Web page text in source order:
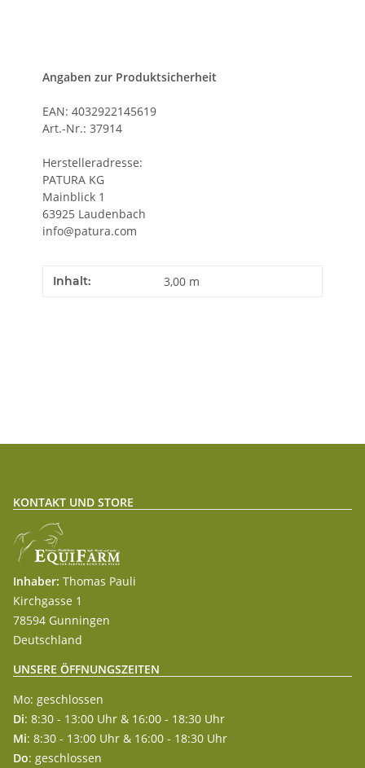
Angaben zur Produktsicherheit
EAN: 4032922145619
Art.-Nr.: 37914
Herstelleradresse:
PATURA KG
Mainblick 1
63925 Laudenbach
info@patura.com
Inhalt: 3,00 m
KONTAKT UND STORE
Inhaber: Thomas Pauli
Kirchgasse 1
78594 Gunningen
Deutschland
UNSERE ÖFFNUNGSZEITEN
Mo: geschlossen
Di: 8:30 - 13:00 Uhr & 16:00 - 18:30 Uhr
Mi: 8:30 - 13:00 Uhr & 16:00 - 18:30 Uhr
Do: geschlossen